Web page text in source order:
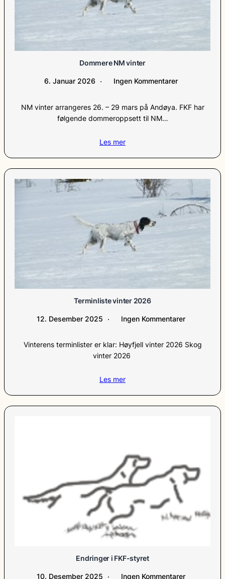
Dommere NM vinter
6. Januar 2026 Ingen Kommentarer
NM vinter arrangeres 26. – 29 mars på Andøya. FKF har
følgende dommeroppsett til NM…
Les mer
Terminliste vinter 2026
12. Desember 2025 Ingen Kommentarer
Vinterens terminlister er klar: Høyfjell vinter 2026 Skog
vinter 2026
Les mer
Endringer i FKF-styret
10. Desember 2025 Ingen Kommentarer